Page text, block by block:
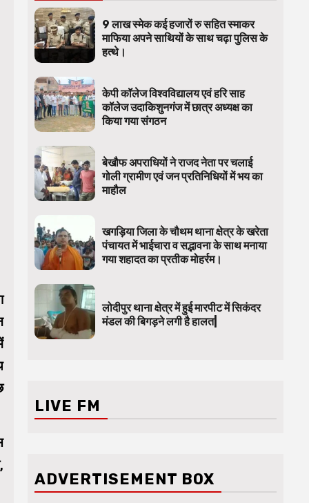
9 लाख स्मेक कई हजारों रु सहित स्माकर
माफिया अपने साथियों के साथ चढ़ा पुलिस के
हत्थे।
केपी कॉलेज विश्वविद्यालय एवं हरि साह
कॉलेज उदाकिशुनगंज में छात्र अध्यक्ष का
किया गया संगठन
बेखौफ अपराधियों ने राजद नेता पर चलाई
गोली ग्रामीण एवं जन प्रतिनिधियों में भय का
माहौल
खगड़िया जिला के चौथम थाना क्षेत्र के खरेता
पंचायत में भाईचारा व सद्भावना के साथ मनाया
गया शहादत का प्रतीक मोहर्रम।
लोदीपुर थाना क्षेत्र में हुई मारपीट में सिकंदर
मंडल की बिगड़ने लगी है हालत|
LIVE FM
ADVERTISEMENT BOX